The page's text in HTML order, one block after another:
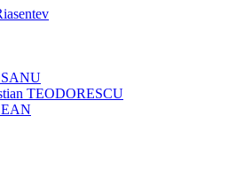
TEODORESCU